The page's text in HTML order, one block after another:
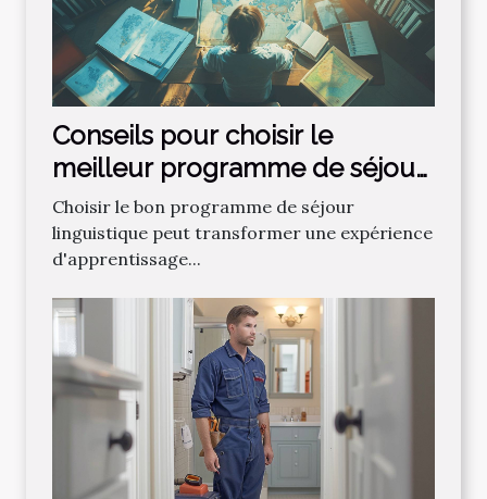
Conseils pour choisir le
meilleur programme de séjour
linguistique
Choisir le bon programme de séjour
linguistique peut transformer une expérience
d'apprentissage...